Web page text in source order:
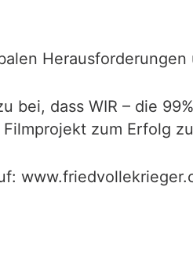
bei, dass WIR – die
zum Erfolg